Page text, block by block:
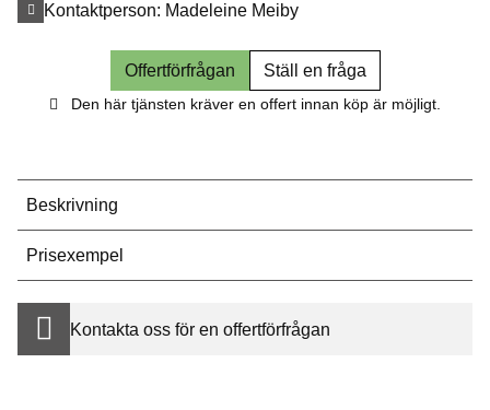
Kontaktperson: Madeleine Meiby
Offertförfrågan Ställ en fråga
Den här tjänsten kräver en offert innan köp är möjligt.
Beskrivning
Prisexempel
Kontakta oss för en offertförfrågan